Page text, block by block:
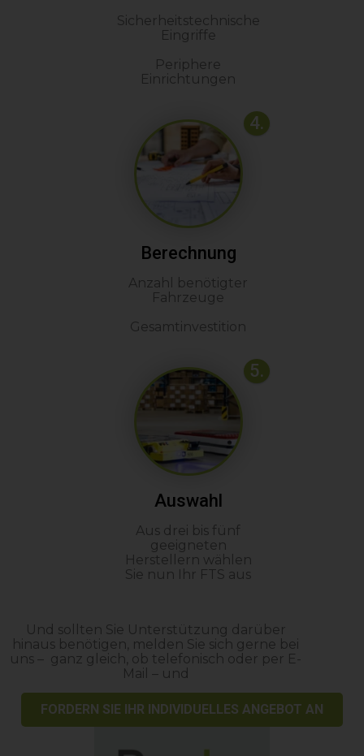
Sicherheitstechnische
Eingriffe
Periphere
Einrichtungen
Berechnung
Anzahl benötigter
Fahrzeuge
Gesamtinvestition
4.
Auswahl
Aus drei bis fünf
geeigneten
Herstellern wählen
Sie nun Ihr FTS aus
5.
Und sollten Sie Unterstützung darüber
hinaus benötigen, melden Sie sich gerne bei
uns – ganz gleich, ob telefonisch oder per E-
Mail – und
FORDERN SIE IHR INDIVIDUELLES ANGEBOT AN